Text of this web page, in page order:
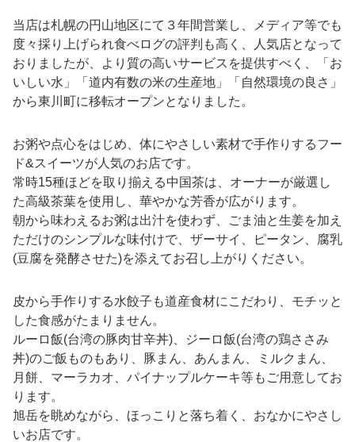
当店は札幌の円山地区にて３年間営業し、メディア等でも
度々採り上げられ食べログの評判も高く、人気店となって
おりましたが、より質の高いサービスを提供すべく、「お
いしい水」「道内有数の米の生産地」「自然環境の良さ」
から東川町に移転オープンとなりました。
お粥や点心をはじめ、体にやさしい素材で手作りするフー
ド&スイーツが人気のお店です。
常時15種ほどを取り揃える中国茶は、オーナーが厳選し
た高級茶葉を使用し、華やかな芳香が広がります。
朝から味わえるお粥は出汁を使わず、ごま油と生姜を加え
ただけのシンプルな味付けで、ザーサイ、ピータン、腐乳
(豆腐を発酵させた)を添えてお召し上がりください。
皮から手作りする水餃子も道産食材にこだわり、モチッと
した食感がたまりません。
ルーロ飯(台湾の豚肉甘辛丼)、ジーロ飯(台湾の鶏ささみ
丼)のご飯ものもあり、豚まん、あんまん、ミルクまん、
月餅、マーラカオ、パイナップルケーキ等もご用意してお
ります。
旭岳を眺めながら、ほっこりと落ち着く、おなかにやさし
いお店です。